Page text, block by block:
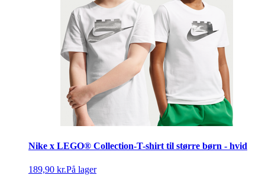
Nike x LEGO® Collection-T-shirt til større børn - hvid
189,90 kr.På lager